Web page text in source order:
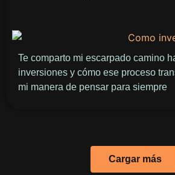
Te comparto mi escarpado camino
inversiones y cómo ese proceso
mi manera de pensar para siempre
Cargar más